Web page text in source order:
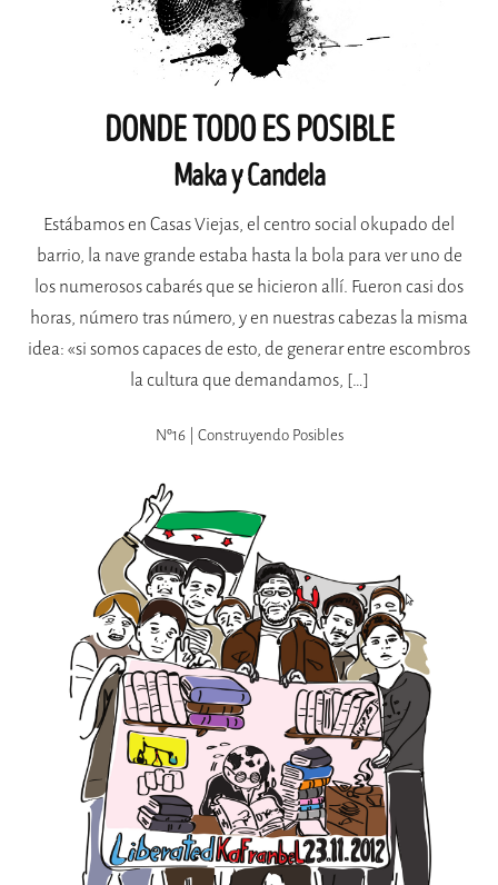
DONDE TODO ES POSIBLE
Maka y Candela
Estábamos en Casas Viejas, el centro social okupado del
barrio, la nave grande estaba hasta la bola para ver uno de
los numerosos cabarés que se hicieron allí. Fueron casi dos
horas, número tras número, y en nuestras cabezas la misma
idea: «si somos capaces de esto, de generar entre escombros
la cultura que demandamos, […]
Nº16 | Construyendo Posibles